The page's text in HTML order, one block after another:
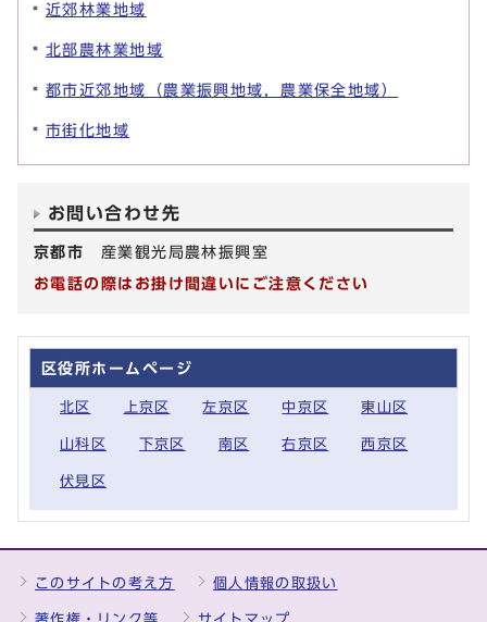
近郊林業地域
北部農林業地域
都市近郊地域（農業振興地域，農業保全地域）
市街化地域
お問い合わせ先
京都市 産業観光局農林振興室
お電話の際はお掛け間違いにご注意ください
区役所ホームページ
北区 上京区 左京区 中京区 東山区
山科区 下京区 南区 右京区 西京区
伏見区
このサイトの考え方 個人情報の取扱い